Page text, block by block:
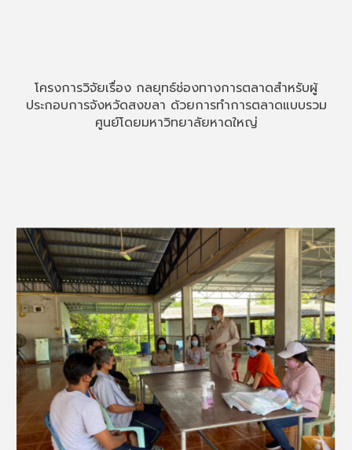
โครงการวิจัยเรื่อง กลยุทธ์ช่องทางการตลาดสำหรับผู้
ประกอบการจังหวัดสงขลา ด้วยการทำการตลาดแบบรวม
ศูนย์โดยมหาวิทยาลัยหาดใหญ่